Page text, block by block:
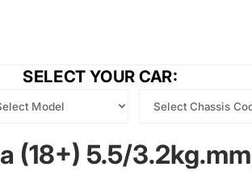
SELECT YOUR CAR:
(18+) 5.5/